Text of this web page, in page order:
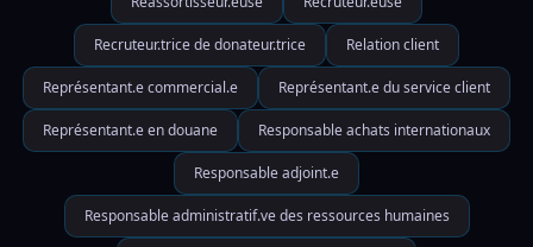
Recruteur.trice de donateur.trice Relation client
Représentant.e commercial.e Représentant.e du service client
Représentant.e en douane Responsable achats internationaux
Responsable adjoint.e
Responsable administratif.ve des ressources humaines